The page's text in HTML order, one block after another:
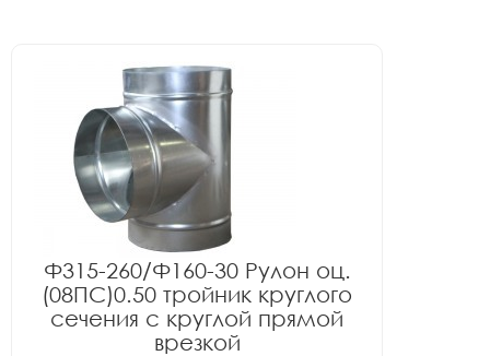
Ф315-260/Ф160-30 Рулон оц.
(08ПС)0.50 тройник круглого
сечения с круглой прямой
врезкой